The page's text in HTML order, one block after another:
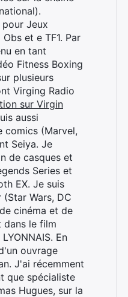
Jeux
et e TF1. Par
en tant
Fitness Boxing
plusieurs
Virging Radio
sur Virgin
aussi
comics (Marvel,
Seiya. Je
de casques et
Series et
EX. Je suis
Wars, DC
cinéma et de
dans le film
En
ouvrage
J'ai récemment
que spécialiste
Hugues, sur la